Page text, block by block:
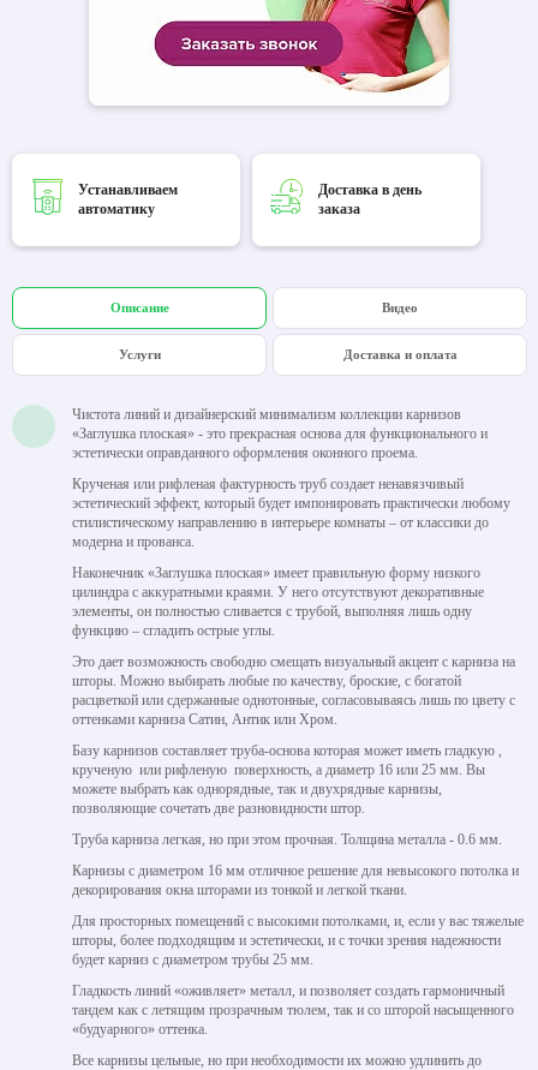
Устанавливаем
автоматику
Доставка в день
заказа
Описание Видео
Услуги Доставка и оплата
Чистота линий и дизайнерский минимализм коллекции карнизов
«Заглушка плоская» - это прекрасная основа для функционального и
эстетически оправданного оформления оконного проема.
Крученая или рифленая фактурность труб создает ненавязчивый
эстетический эффект, который будет импонировать практически любому
стилистическому направлению в интерьере комнаты – от классики до
модерна и прованса.
Наконечник «Заглушка плоская» имеет правильную форму низкого
цилиндра с аккуратными краями. У него отсутствуют декоративные
элементы, он полностью сливается с трубой, выполняя лишь одну
функцию – сгладить острые углы.
Это дает возможность свободно смещать визуальный акцент с карниза на
шторы. Можно выбирать любые по качеству, броские, с богатой
расцветкой или сдержанные однотонные, согласовываясь лишь по цвету с
оттенками карниза Сатин, Антик или Хром.
Базу карнизов составляет труба-основа которая может иметь гладкую ,
крученую или рифленую поверхность, а диаметр 16 или 25 мм. Вы
можете выбрать как однорядные, так и двухрядные карнизы,
позволяющие сочетать две разновидности штор.
Труба карниза легкая, но при этом прочная. Толщина металла - 0.6 мм.
Карнизы с диаметром 16 мм отличное решение для невысокого потолка и
декорирования окна шторами из тонкой и легкой ткани.
Для просторных помещений с высокими потолками, и, если у вас тяжелые
шторы, более подходящим и эстетически, и с точки зрения надежности
будет карниз с диаметром трубы 25 мм.
Гладкость линий «оживляет» металл, и позволяет создать гармоничный
тандем как с летящим прозрачным тюлем, так и со шторой насыщенного
«будуарного» оттенка.
Все карнизы цельные, но при необходимости их можно удлинить до